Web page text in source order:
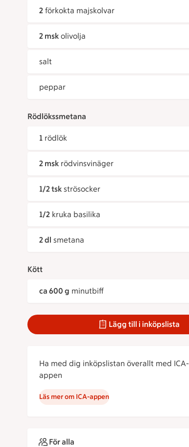
2 förkokta majskolvar
2 msk olivolja
salt
peppar
Rödlökssmetana
1 rödlök
2 msk rödvinsvinäger
1/2 tsk strösocker
1/2 kruka basilika
2 dl smetana
Kött
ca 600 g minutbiff
Lägg till i inköpslista
Ha med dig inköpslistan överallt med ICA-
appen
Läs mer om ICA-appen
För alla